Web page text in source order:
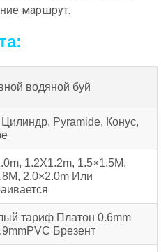
маршрут.
водяной буй
Цилиндр, Pyramide, Конус,
1.2X1.2m, 1.5×1.5М,
2.0×2.0m Или
тариф Платон 0.6mm
Брезент